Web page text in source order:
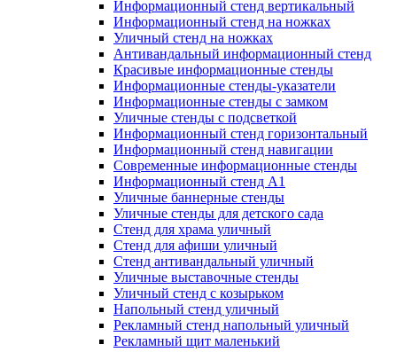
Информационный стенд вертикальный
Информационный стенд на ножках
Уличный стенд на ножках
Антивандальный информационный стенд
Красивые информационные стенды
Информационные стенды-указатели
Информационные стенды с замком
Уличные стенды с подсветкой
Информационный стенд горизонтальный
Информационный стенд навигации
Современные информационные стенды
Информационный стенд А1
Уличные баннерные стенды
Уличные стенды для детского сада
Стенд для храма уличный
Стенд для афиши уличный
Стенд антивандальный уличный
Уличные выставочные стенды
Уличный стенд с козырьком
Напольный стенд уличный
Рекламный стенд напольный уличный
Рекламный щит маленький